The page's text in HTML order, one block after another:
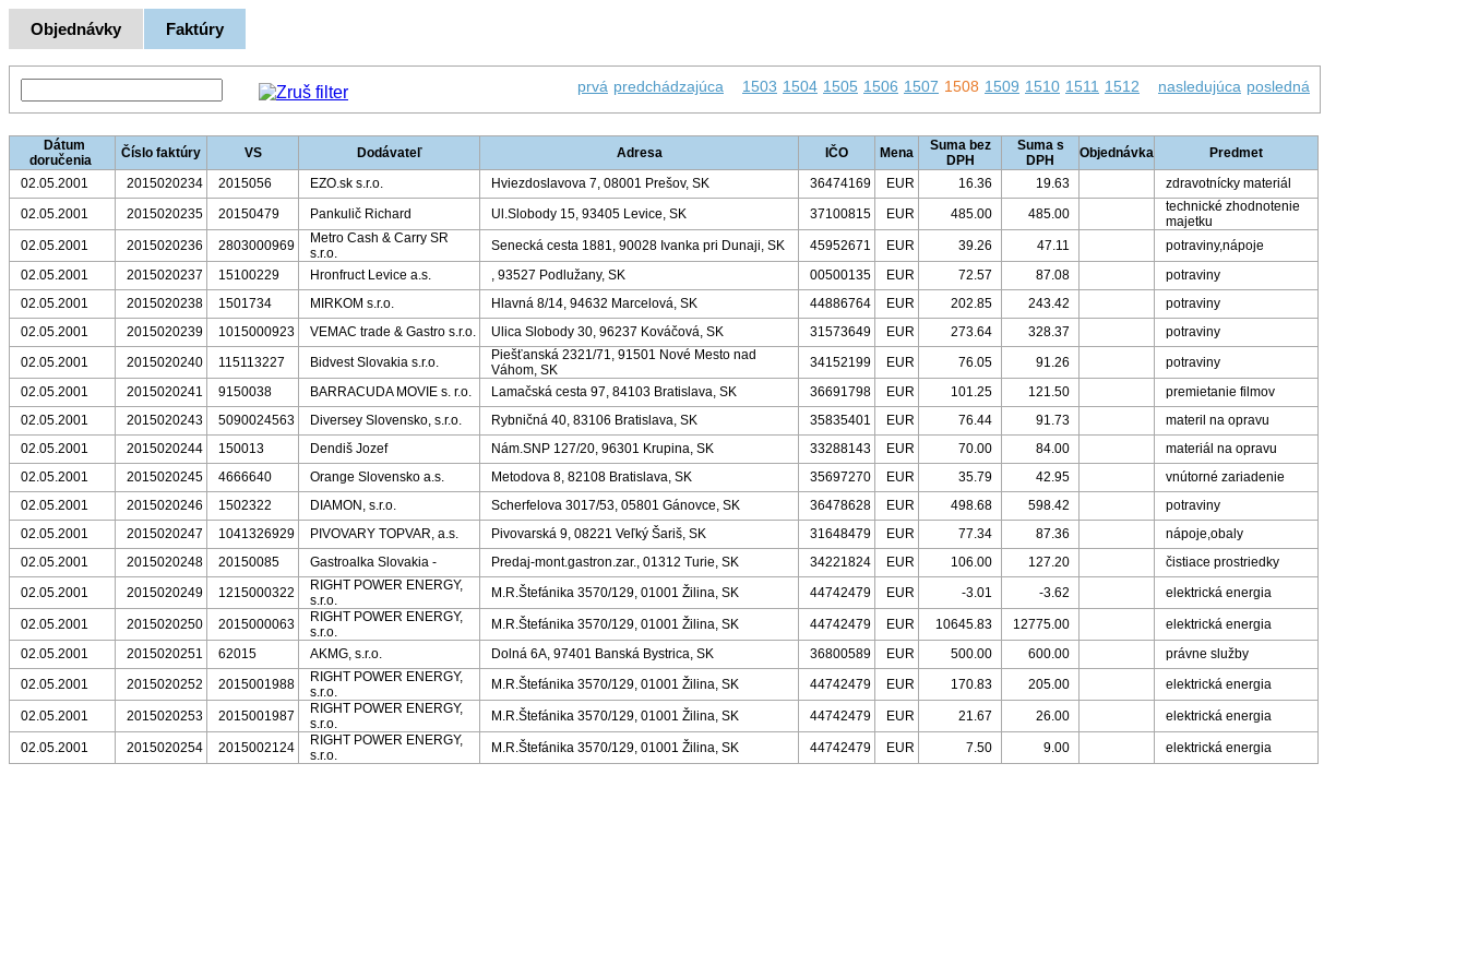
Objednávky Faktúry
prvá predchádzajúca 1503 1504 1505 1506 1507 1508 1509 1510 1511 1512 nasledujúca posledná
Dátum
doručenia
Číslo faktúry VS Dodávateľ Adresa IČO Mena
Suma bez
DPH
Suma s
DPH
Objednávka
Predmet
02.05.2001
2015020234 2015056 EZO.sk s.r.o. Hviezdoslavova 7, 08001 Prešov, SK 36474169 EUR 16.36 19.63
zdravotnícky materiál
02.05.2001
2015020235 20150479 Pankulič Richard Ul.Slobody 15, 93405 Levice, SK 37100815 EUR 485.00 485.00
technické zhodnotenie
majetku
02.05.2001
2015020236 2803000969
Metro Cash & Carry SR
s.r.o.
Senecká cesta 1881, 90028 Ivanka pri Dunaji, SK 45952671 EUR 39.26 47.11
potraviny,nápoje
02.05.2001
2015020237 15100229 Hronfruct Levice a.s. , 93527 Podlužany, SK 00500135 EUR 72.57 87.08
potraviny
02.05.2001
2015020238 1501734 MIRKOM s.r.o. Hlavná 8/14, 94632 Marcelová, SK 44886764 EUR 202.85 243.42
potraviny
02.05.2001
2015020239 1015000923 VEMAC trade & Gastro s.r.o. Ulica Slobody 30, 96237 Kováčová, SK 31573649 EUR 273.64 328.37
potraviny
02.05.2001
2015020240 115113227 Bidvest Slovakia s.r.o.
Piešťanská 2321/71, 91501 Nové Mesto nad
Váhom, SK
34152199 EUR 76.05 91.26
potraviny
02.05.2001
2015020241 9150038 BARRACUDA MOVIE s. r.o. Lamačská cesta 97, 84103 Bratislava, SK 36691798 EUR 101.25 121.50
premietanie filmov
02.05.2001
2015020243 5090024563 Diversey Slovensko, s.r.o. Rybničná 40, 83106 Bratislava, SK 35835401 EUR 76.44 91.73
materil na opravu
02.05.2001
2015020244 150013 Dendiš Jozef Nám.SNP 127/20, 96301 Krupina, SK 33288143 EUR 70.00 84.00
materiál na opravu
02.05.2001
2015020245 4666640 Orange Slovensko a.s. Metodova 8, 82108 Bratislava, SK 35697270 EUR 35.79 42.95
vnútorné zariadenie
02.05.2001
2015020246 1502322 DIAMON, s.r.o. Scherfelova 3017/53, 05801 Gánovce, SK 36478628 EUR 498.68 598.42
potraviny
02.05.2001
2015020247 1041326929 PIVOVARY TOPVAR, a.s. Pivovarská 9, 08221 Veľký Šariš, SK 31648479 EUR 77.34 87.36
nápoje,obaly
02.05.2001
2015020248 20150085 Gastroalka Slovakia - Predaj-mont.gastron.zar., 01312 Turie, SK 34221824 EUR 106.00 127.20
čistiace prostriedky
02.05.2001
2015020249 1215000322
RIGHT POWER ENERGY,
s.r.o.
M.R.Štefánika 3570/129, 01001 Žilina, SK 44742479 EUR -3.01 -3.62 elektrická energia
02.05.2001 2015020250 2015000063
RIGHT POWER ENERGY,
s.r.o.
M.R.Štefánika 3570/129, 01001 Žilina, SK 44742479 EUR 10645.83 12775.00
elektrická energia
02.05.2001
2015020251 62015 AKMG, s.r.o. Dolná 6A, 97401 Banská Bystrica, SK 36800589 EUR 500.00 600.00
právne služby
02.05.2001
2015020252 2015001988
RIGHT POWER ENERGY,
s.r.o.
M.R.Štefánika 3570/129, 01001 Žilina, SK 44742479 EUR 170.83 205.00 elektrická energia
02.05.2001 2015020253 2015001987
RIGHT POWER ENERGY,
s.r.o.
M.R.Štefánika 3570/129, 01001 Žilina, SK 44742479 EUR 21.67 26.00 elektrická energia
02.05.2001 2015020254 2015002124
RIGHT POWER ENERGY,
s.r.o.
M.R.Štefánika 3570/129, 01001 Žilina, SK 44742479 EUR 7.50 9.00 elektrická energia